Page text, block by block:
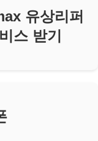
유상리퍼
스 받기